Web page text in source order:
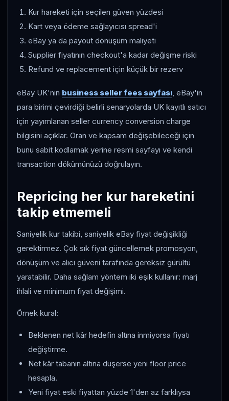
Kur hareketi için seçilen güven yüzdesi
Kart veya ödeme sağlayıcısı spread'i
eBay ya da payout dönüşüm maliyeti
Supplier fiyatının checkout'a kadar değişme riski
Refund ve replacement için küçük bir rezerv
eBay UK'nin business seller fees sayfası, eBay'in
para birimi çevirdiği belirli senaryolarda UK kayıtlı satıcı
için yayımlanan seller currency conversion charge
bilgisini açıklar. Oran ve kapsam değişebileceği için
bunu sabit kodlamak yerine resmi sayfayı ve kendi
transaction dökümünüzü doğrulayın.
Repricing her kur hareketini
takip etmemeli
Saniyelik kur takibi, saniyelik eBay fiyat değişikliği
gerektirmez. Çok sık fiyat güncellemek promosyon,
dönüşüm ve alıcı güveni tarafında gereksiz gürültü
yaratabilir. Daha sağlam yöntem iki eşik kullanır: marj
ihlali ve minimum fiyat değişimi.
Örnek kural:
Beklenen net kâr hedefin altına inmiyorsa fiyatı
değiştirme.
Net kâr tabanın altına düşerse yeni floor price
hesapla.
Yeni fiyat eski fiyattan yüzde 1'den az farklıysa